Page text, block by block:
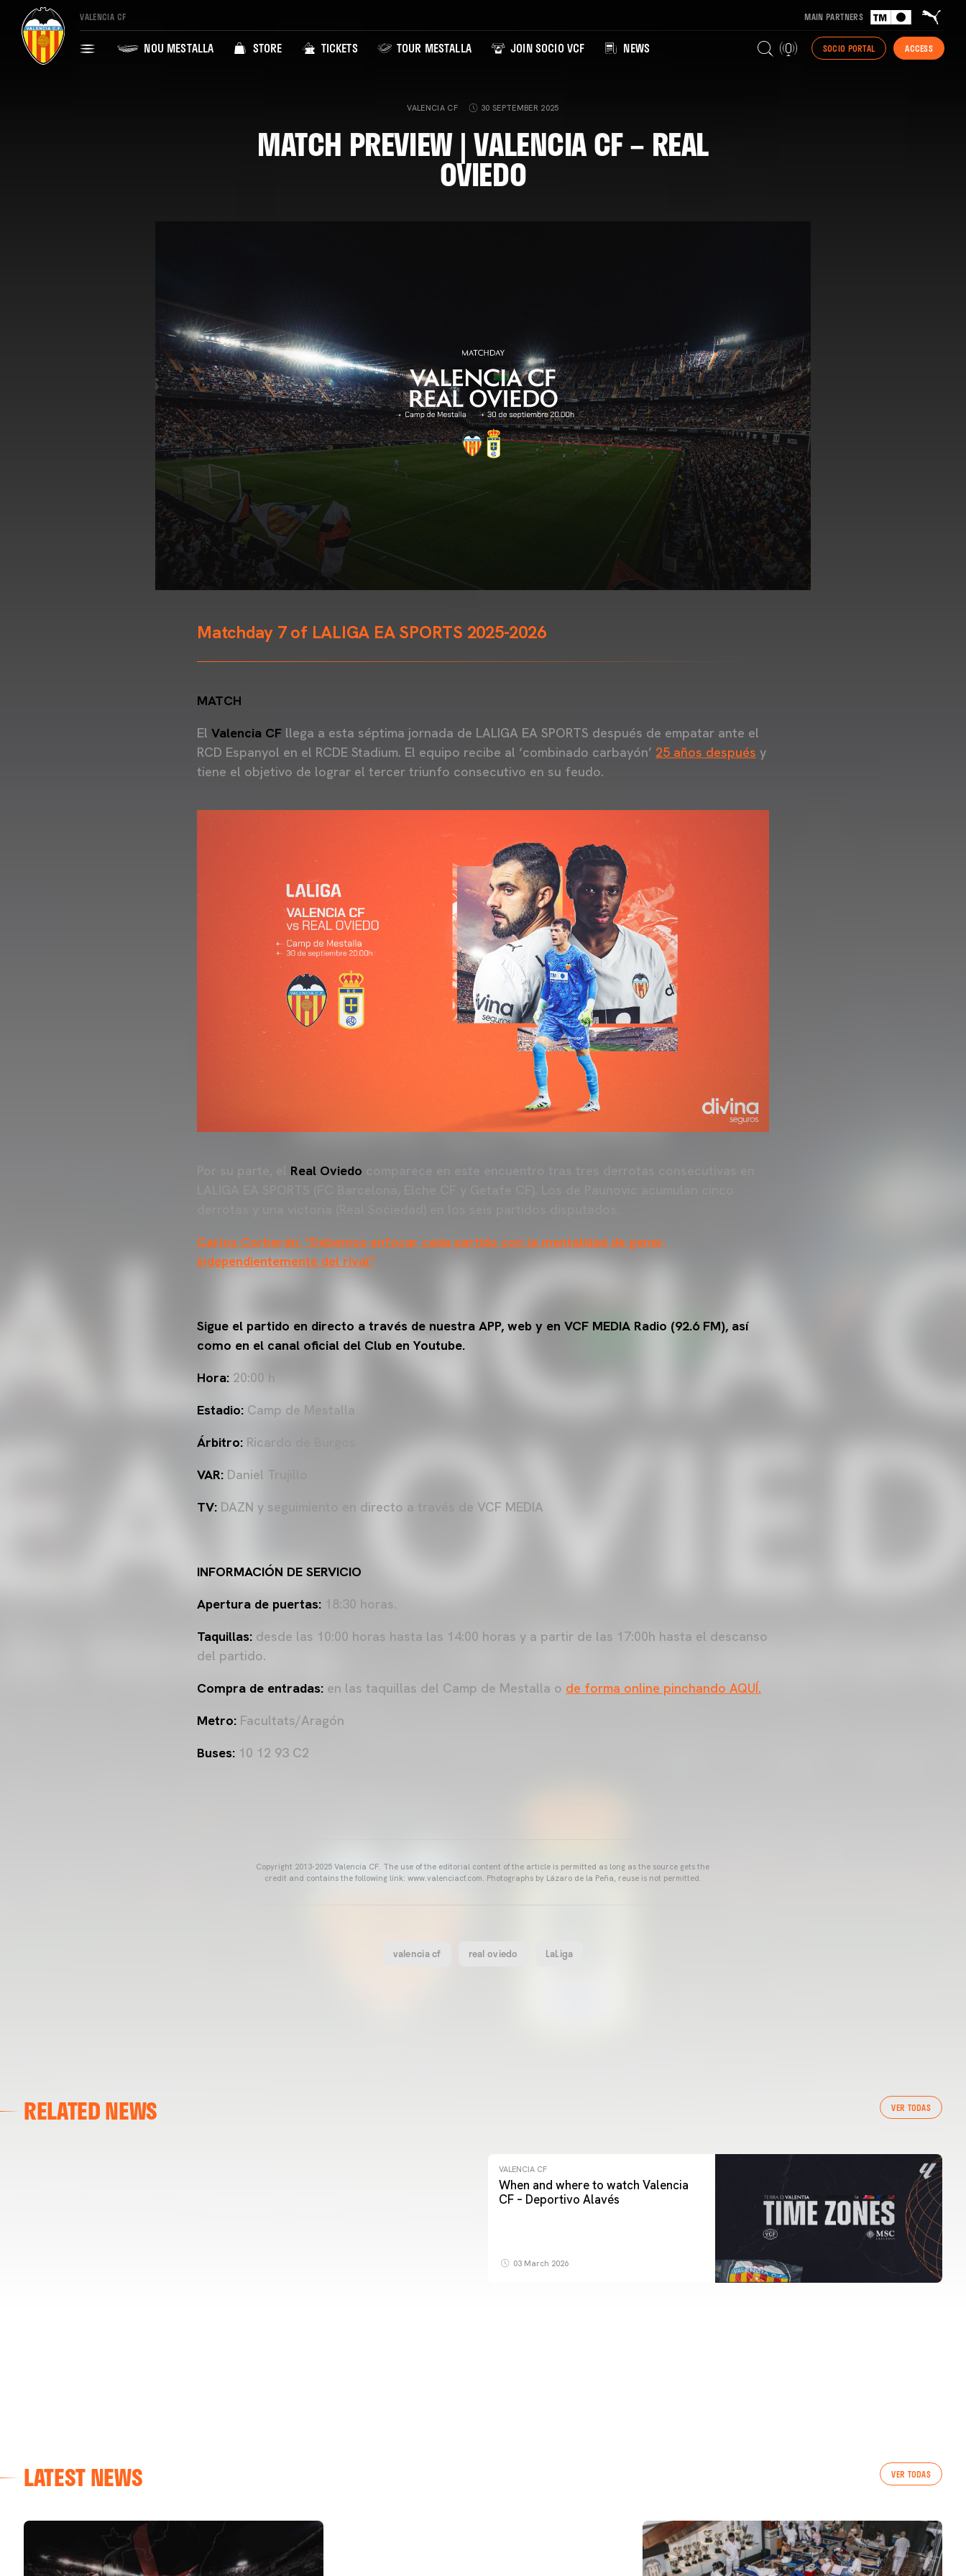
VALENCIA CF MAIN PARTNERS
NOU MESTALLA STORE TICKETS TOUR MESTALLA JOIN SOCIO VCF NEWS SOCIO PORTAL ACCESS
VALENCIA CF 30 SEPTEMBER 2025
MATCH PREVIEW | VALENCIA CF – REAL
OVIEDO
Matchday 7 of LALIGA EA SPORTS 2025-2026
MATCH
El Valencia CF llega a esta séptima jornada de LALIGA EA SPORTS después de empatar ante el
RCD Espanyol en el RCDE Stadium. El equipo recibe al ‘combinado carbayón’ 25 años después y
tiene el objetivo de lograr el tercer triunfo consecutivo en su feudo.
Real Oviedo
Carlos Corberán: “Debemos enfocar cada partido con la mentalidad de ganar,
independientemente del rival”
Sigue el partido en directo a través de nuestra APP, web y en VCF MEDIA Radio (92.6 FM), así
como en el canal oficial del Club en Youtube.
Hora: 20:00 h
Estadio: Camp de Mestalla
Árbitro: Ricardo de Burgos
VAR: Daniel Trujillo
TV: DAZN y seguimiento en directo a través de VCF MEDIA
INFORMACIÓN DE SERVICIO
Apertura de puertas: 18:30 horas.
Taquillas: desde las 10:00 horas hasta las 14:00 horas y a partir de las 17:00h hasta el descanso
del partido.
Compra de entradas: en las taquillas del Camp de Mestalla o de forma online pinchando AQUÍ.
Metro: Facultats/Aragón
Buses: 10 12 93 C2
Copyright 2013-2025 Valencia CF. The use of the editorial content of the article is permitted as long as the source gets the
credit and contains the following link: www.valenciacf.com. Photographs by Lázaro de la Peña, reuse is not permitted.
valencia cf real oviedo LaLiga
RELATED NEWS VER TODAS
VALENCIA CF TRAINING SESSION 04/03/26
VALENCIA CF
When and where to watch Valencia
CF – Deportivo Alavés
03 March 2026
LATEST NEWS VER TODAS